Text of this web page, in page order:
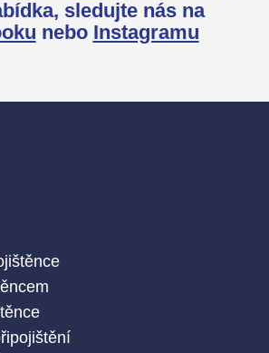
sledujte nás na
nebo Instagramu